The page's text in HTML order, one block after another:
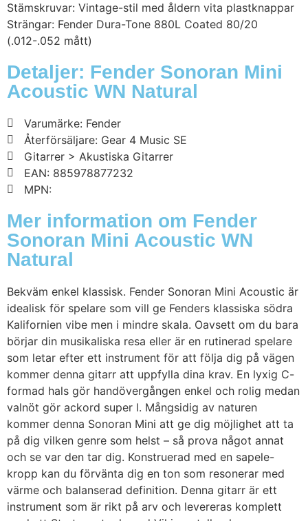
Stämskruvar: Vintage-stil med åldern vita plastknappar
Strängar: Fender Dura-Tone 880L Coated 80/20
(.012-.052 mått)
Detaljer: Fender Sonoran Mini
Acoustic WN Natural
Varumärke: Fender
Återförsäljare: Gear 4 Music SE
Gitarrer > Akustiska Gitarrer
EAN: 885978877232
MPN:
Mer information om Fender
Sonoran Mini Acoustic WN
Natural
Bekväm enkel klassisk. Fender Sonoran Mini Acoustic är
idealisk för spelare som vill ge Fenders klassiska södra
Kalifornien vibe men i mindre skala. Oavsett om du bara
börjar din musikaliska resa eller är en rutinerad spelare
som letar efter ett instrument för att följa dig på vägen
kommer denna gitarr att uppfylla dina krav. En lyxig C-
formad hals gör handövergången enkel och rolig medan
valnöt gör ackord super l. Mångsidig av naturen
kommer denna Sonoran Mini att ge dig möjlighet att ta
på dig vilken genre som helst – så prova något annat
och se var den tar dig. Konstruerad med en sapele-
kropp kan du förvänta dig en ton som resonerar med
värme och balanserad definition. Denna gitarr är ett
instrument som är rikt på arv och levereras komplett